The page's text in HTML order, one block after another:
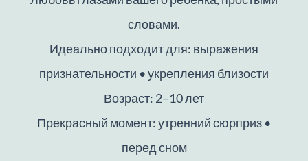
словами.
Идеально подходит для: выражения
признательности • укрепления близости
Возраст: 2–10 лет
Прекрасный момент: утренний сюрприз •
перед сном